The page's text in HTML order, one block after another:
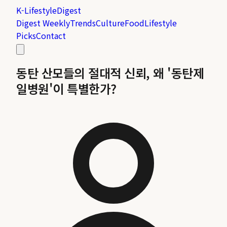
K-LifestyleDigest
Digest WeeklyTrendsCultureFoodLifestyle
PicksContact
동탄 산모들의 절대적 신뢰, 왜 '동탄제
일병원'이 특별한가?